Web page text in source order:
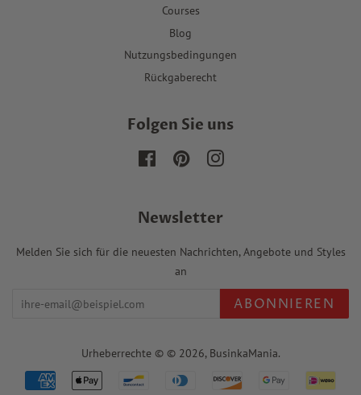
Courses
Blog
Nutzungsbedingungen
Rückgaberecht
Folgen Sie uns
FacebookPinterestInstagram
Newsletter
Melden Sie sich für die neuesten Nachrichten, Angebote und Styles
an
ABONNIEREN
Urheberrechte © © 2026, BusinkaMania.
Zahlungssymbole